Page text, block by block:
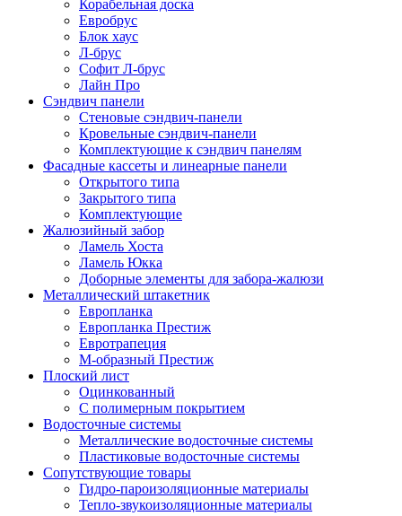
Корабельная доска
Евробрус
Блок хаус
Л-брус
Софит Л-брус
Лайн Про
Сэндвич панели
Стеновые сэндвич-панели
Кровельные сэндвич-панели
Комплектующие к сэндвич панелям
Фасадные кассеты и линеарные панели
Открытого типа
Закрытого типа
Комплектующие
Жалюзийный забор
Ламель Хоста
Ламель Юкка
Доборные элементы для забора-жалюзи
Металлический штакетник
Европланка
Европланка Престиж
Евротрапеция
М-образный Престиж
Плоский лист
Оцинкованный
С полимерным покрытием
Водосточные системы
Металлические водосточные системы
Пластиковые водосточные системы
Сопутствующие товары
Гидро-пароизоляционные материалы
Тепло-звукоизоляционные материалы